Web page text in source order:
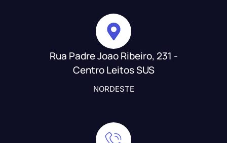
Rua Padre Joao Ribeiro, 231 -
Centro Leitos SUS
NORDESTE